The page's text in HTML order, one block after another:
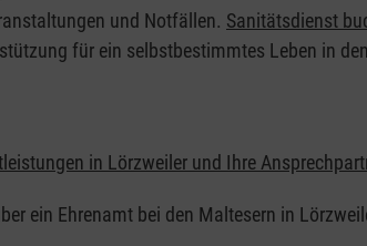
und Notfällen. Sanitätsdienst
für ein selbstbestimmtes Leben in
in Lörzweiler und Ihre
ein Ehrenamt bei den Maltesern in